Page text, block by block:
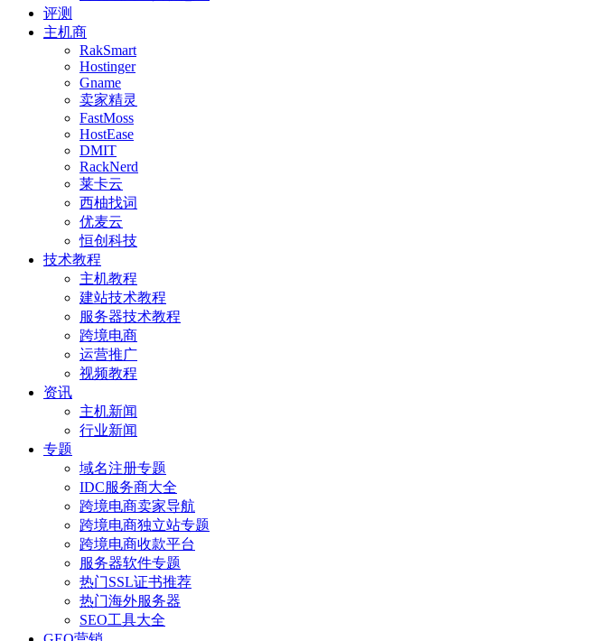
评测
主机商
RakSmart
Hostinger
Gname
卖家精灵
FastMoss
HostEase
DMIT
RackNerd
莱卡云
西柚找词
优麦云
恒创科技
技术教程
主机教程
建站技术教程
服务器技术教程
跨境电商
运营推广
视频教程
资讯
主机新闻
行业新闻
专题
域名注册专题
IDC服务商大全
跨境电商卖家导航
跨境电商独立站专题
跨境电商收款平台
服务器软件专题
热门SSL证书推荐
热门海外服务器
SEO工具大全